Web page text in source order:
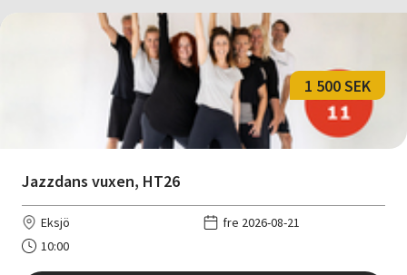
Jazzdans vuxen, HT26
1 500 SEK
Eksjö
fre 2026-08-21
10:00